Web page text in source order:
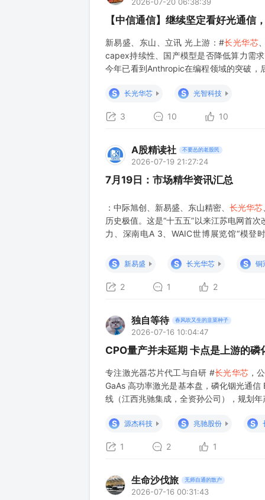
【中信通信】继续坚定看好光通
新易盛、东山、立讯 光上游：#长光华芯
capex持续性、国产模型是否降低算力需
今年已看到Anthropic在编程领域的突破，
S
长光华芯 S 光智科技
3 10 10
A股精读社 不要怂的老股民
2026-07-19 21:27:24
7月19日：市场精华资讯汇总
：中际旭创、新易盛、东山精密、 长光华芯
历史极值。这是“十五五”以来江苏电网首
力、深南电A 3、WAIC世博展览馆“模登
茶，一套动作下来是6分钟的长
S 新易盛 S 长光华芯 S 铜
2 1 2
独自等待 春风吹又生的韭菜种子
2026-07-16 10:04:47
CPO量产并未延期 卡点是上游的磷
专注激光器芯片代工与自研 #长光华芯 ，
GaAs 高功率激光是基本盘，磷化铟光通
线（江西兆驰集成，全资孙公司），规划
S 源杰科技 S 兆驰股份 S
1 2 1
生命沙伐旅 无师自通的散户
2026-07-16 00:31:43